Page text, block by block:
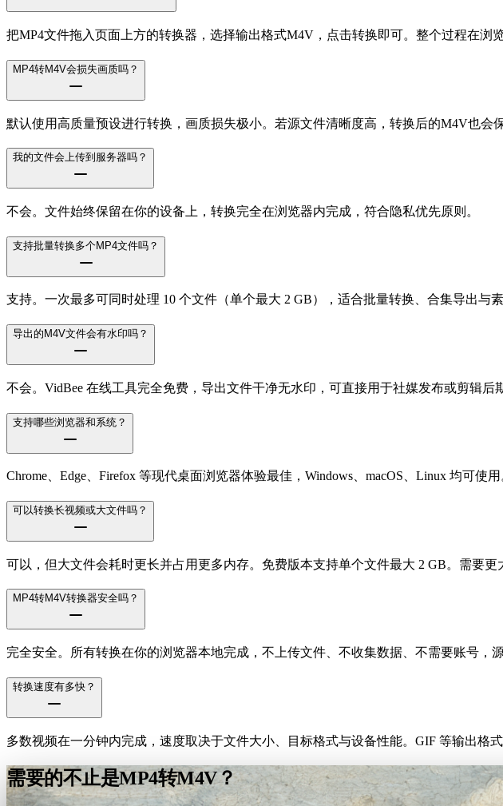
把MP4文件拖入页面上方的转换器，选择输出格式M4V，点击转换即可。整个过程在浏
MP4转M4V会损失画质吗？
默认使用高质量预设进行转换，画质损失极小。若源文件清晰度高，转换后的M4V也会
我的文件会上传到服务器吗？
不会。文件始终保留在你的设备上，转换完全在浏览器内完成，符合隐私优先原则。
支持批量转换多个MP4文件吗？
支持。一次最多可同时处理 10 个文件（单个最大 2 GB），适合批量转换、合集导出与素
导出的M4V文件会有水印吗？
不会。VidBee 在线工具完全免费，导出文件干净无水印，可直接用于社媒发布或剪辑后
支持哪些浏览器和系统？
Chrome、Edge、Firefox 等现代桌面浏览器体验最佳，Windows、macOS、Linux 均可使
可以转换长视频或大文件吗？
可以，但大文件会耗时更长并占用更多内存。免费版本支持单个文件最大 2 GB。需要更
MP4转M4V转换器安全吗？
完全安全。所有转换在你的浏览器本地完成，不上传文件、不收集数据、不需要账号，
转换速度有多快？
多数视频在一分钟内完成，速度取决于文件大小、目标格式与设备性能。GIF 等输出格
需要的不止是MP4转M4V？